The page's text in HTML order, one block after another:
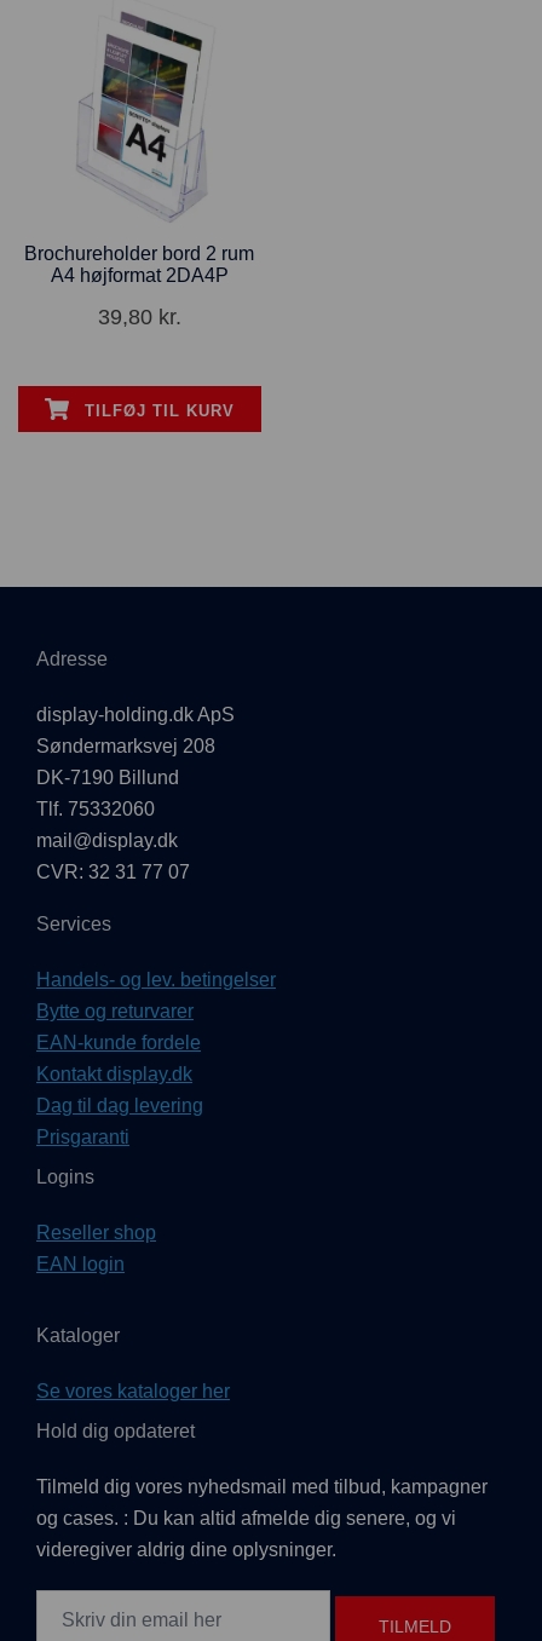
Brochureholder bord 2 rum
A4 højformat 2DA4P
39,80 kr.
TILFØJ TIL KURV
Adresse
display-holding.dk ApS
Søndermarksvej 208
DK-7190 Billund
Tlf. 75332060
mail@display.dk
CVR: 32 31 77 07
Services
Handels- og lev. betingelser
Bytte og returvarer
EAN-kunde fordele
Kontakt display.dk
Dag til dag levering
Prisgaranti
Logins
Reseller shop
EAN login
Kataloger
Se vores kataloger her
Hold dig opdateret
Tilmeld dig vores nyhedsmail med tilbud, kampagner
og cases. : Du kan altid afmelde dig senere, og vi
videregiver aldrig dine oplysninger.
TILMELD